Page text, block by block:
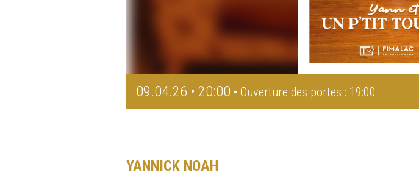
09.04.26 • 20:00 • Ouverture des portes : 19:00
YANNICK NOAH